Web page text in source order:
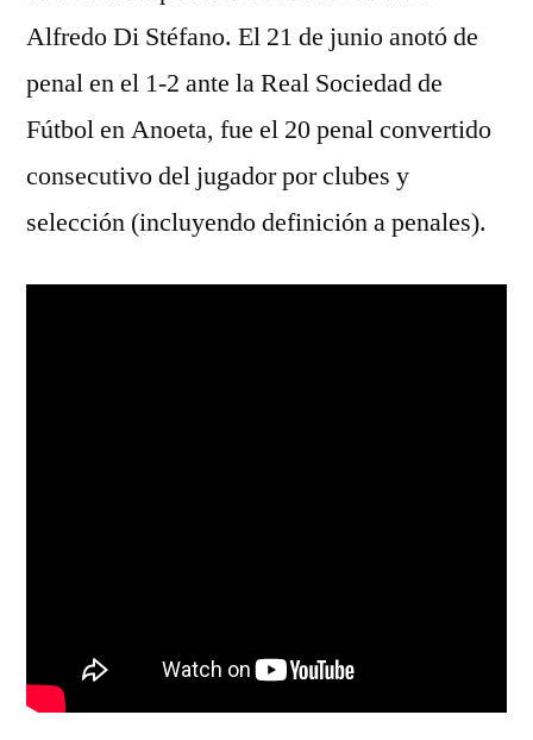
Alfredo Di Stéfano. El 21 de junio anotó de
penal en el 1-2 ante la Real Sociedad de
Fútbol en Anoeta, fue el 20 penal convertido
consecutivo del jugador por clubes y
selección (incluyendo definición a penales).